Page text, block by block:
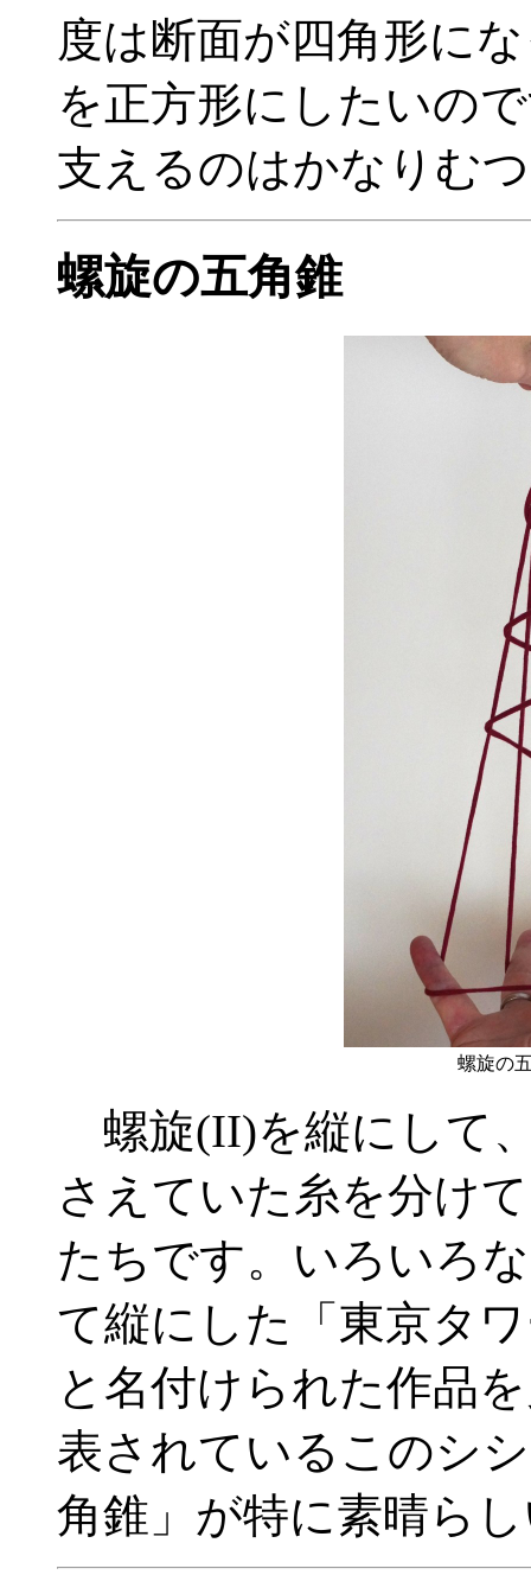
度は断面が四角形に
を正方形にしたいの
支えるのはかなりむ
螺旋の五角錐
螺旋の
螺旋(II)を縦にして
さえていた糸を分け
たちです。いろいろ
て縦にした「東京タ
と名付けられた作品
表されているこのシ
角錐」が特に素晴ら